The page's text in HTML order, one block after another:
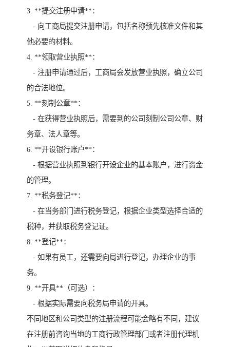
3. **提交注册申请**：
- 向工商局提交注册申请，包括名称预先核准文件和其
他必要的材料。
4. **领取营业执照**：
- 注册申请通过后，工商局会发放营业执照，确立公司
的合法地位。
5. **刻制公章**：
- 在获得营业执照后，需要到的公司刻制公司公章、财
务章、法人章等。
6. **开设银行账户**：
- 根据营业执照到银行开设企业的基本账户，进行资金
的管理。
7. **税务登记**：
- 在当务部门进行税务登记，根据企业类型选择合适的
税种，并获取税务登记证。
8. **登记**：
- 如果有员工，还需要向局进行登记，办理企业的事
务。
9. **开具**（可选）：
- 根据实际需要向税务局申请的开具。
不同地区和公司类型的注册流程可能会略有不同，建议
在注册前咨询当地的工商行政管理部门或者注册代理机